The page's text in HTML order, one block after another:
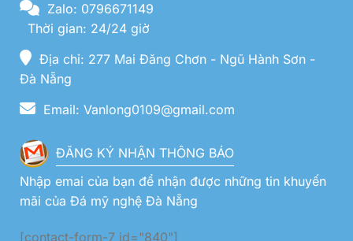
Zalo: 0796671149
Thời gian: 24/24 giờ
Địa chỉ: 277 Mai Đăng Chơn - Ngũ Hành Sơn -
Đà Nẵng
Email: Vanlong0109@gmail.com
ĐĂNG KÝ NHẬN THÔNG BÁO
Nhập emai của bạn để nhận được những tin khuyến
mãi của Đá mỹ nghệ Đà Nẵng
[contact-form-7 id="840"]